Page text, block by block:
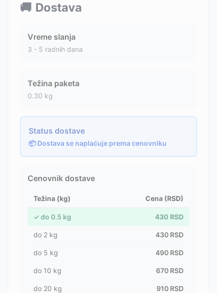
🚚 Dostava
Vreme slanja
3 - 5 radnih dana
Težina paketa
0.30 kg
Status dostave
📦 Dostava se naplaćuje prema cenovniku
Cenovnik dostave
Težina (kg) Cena (RSD)
✓ do 0.5 kg 430 RSD
do 2 kg 430 RSD
do 5 kg 490 RSD
do 10 kg 670 RSD
do 20 kg 910 RSD